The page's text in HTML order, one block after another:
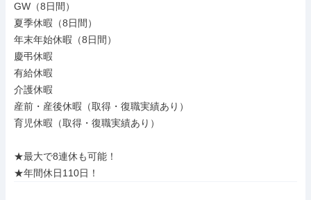
GW（8日間）
夏季休暇（8日間）
年末年始休暇（8日間）
慶弔休暇
有給休暇
介護休暇
産前・産後休暇（取得・復職実績あり）
育児休暇（取得・復職実績あり）
★最大で8連休も可能！
★年間休日110日！